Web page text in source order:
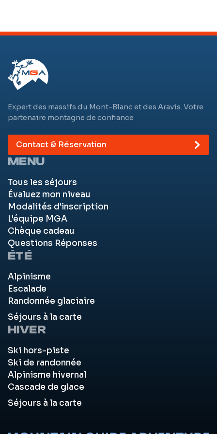
Expert des massifs du Mont-Blanc et des Aravis. Votre
partenaire montagne de confiance
Contact & Réservation
MENU
Tous les séjours
Évaluez mon niveau
Modalités d’inscription
L'équipe MGA
Chèque cadeau
Questions Réponses
ÉTÉ
Alpinisme
Escalade
Randonnée glaciaire
Séjours à la carte
HIVER
Ski hors-piste
Ski de randonnée
Alpinisme hivernal
Cascade de glace
Séjours à la carte